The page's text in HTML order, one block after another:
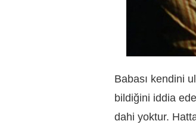
Babası kendini
bildiğini iddia
dahi yoktur.